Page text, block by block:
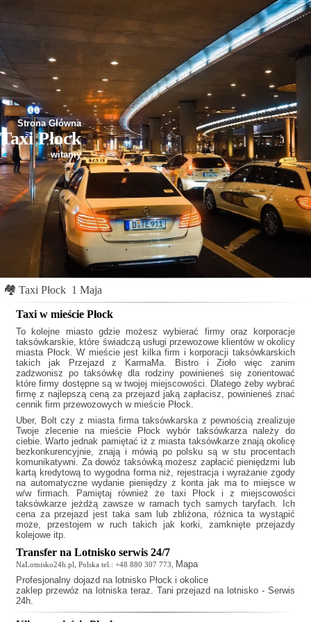
Strona Główna
Taxi Płock
witamy
🏘 Taxi Płock 1 Maja
Taxi w mieście Płock
To kolejne miasto gdzie możesz wybierać firmy oraz korporacje
taksówkarskie, które świadczą usługi przewozowe klientów w okolicy
miasta Płock. W mieście jest kilka firm i korporacji taksówkarskich
takich jak
Przejazd z KarmaMa. Bistro i Zioło
więc zanim
zadzwonisz po taksówkę dla rodziny powinieneś się zorientować
które firmy dostępne są w twojej miejscowości. Dlatego żeby wybrać
firmę z najlepszą ceną za przejazd jaką zapłacisz, powinieneś znać
cennik firm przewozowych w mieście Płock.
Uber, Bolt czy z miasta firma taksówkarska z pewnością zrealizuje
Twoje zlecenie na mieście Płock wybór taksówkarza należy do
ciebie. Warto jednak pamiętać iż z miasta taksówkarze znają okolicę
bezkonkurencyjnie, znają i mówią po polsku są w stu procentach
komunikatywni. Za dowóz taksówką możesz zapłacić pieniędzmi lub
kartą kredytową to wygodna forma niż, rejestracja i wyrażanie zgody
na automatyczne wydanie pieniędzy z konta jak ma to miejsce w
w/w firmach. Pamiętaj również że taxi Płocki z miejscowości
taksówkarze jeżdżą zawsze w ramach tych samych taryfach. Ich
cena za przejazd jest taka sam lub zbliżona, różnica ta wystąpić
może, przestojem w ruch takich jak korki, zamknięte przejazdy
kolejowe itp.
Transfer na Lotnisko serwis 24/7
NaLotnisko24h.pl, Polska tel.: +48 880 307 773, Mapa
Profesjonalny dojazd na lotnisko Płock i okolice
zaklep przewóz na lotniska teraz. Tani przejazd na lotnisko - Serwis
24h.